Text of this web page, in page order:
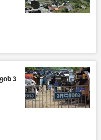
ქართული კულტურული მემკვიდრეობის ძეგლები
3